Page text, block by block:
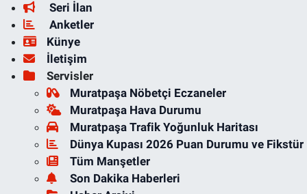
Seri İlan
Anketler
Künye
İletişim
Servisler
Muratpaşa Nöbetçi Eczaneler
Muratpaşa Hava Durumu
Muratpaşa Trafik Yoğunluk Haritası
Dünya Kupası 2026 Puan Durumu ve Fikstür
Tüm Manşetler
Son Dakika Haberleri